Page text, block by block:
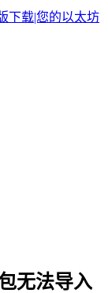
无法导入